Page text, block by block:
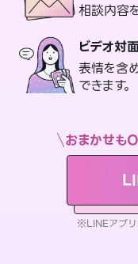
相談内容
ビデオ対
表情を含
できます。
おまかせも
※LINEアプリ